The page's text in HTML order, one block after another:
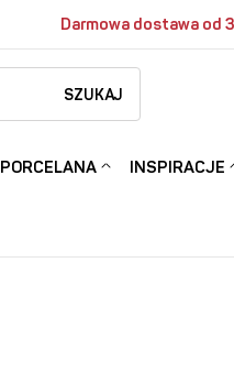
Darmowa dostawa od
SZUKAJ
PORCELANA INSPIRACJE